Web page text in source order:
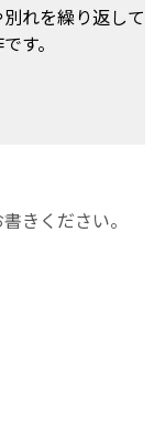
れを繰り返して
す。
きください。